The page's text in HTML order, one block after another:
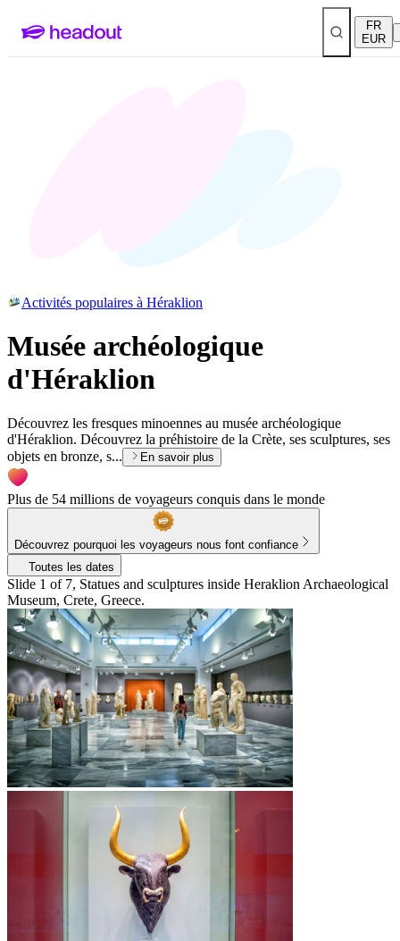
FR
EUR
Activités populaires à Héraklion
Musée archéologique
d'Héraklion
Découvrez les fresques minoennes au musée archéologique
d'Héraklion. Découvrez la préhistoire de la Crète, ses sculptures, ses
objets en bronze, s...
En savoir plus
Plus de 54 millions de voyageurs conquis dans le monde
Découvrez pourquoi les voyageurs nous font confiance
Toutes les dates
Slide 1 of 7, Statues and sculptures inside Heraklion Archaeological
Museum, Crete, Greece.